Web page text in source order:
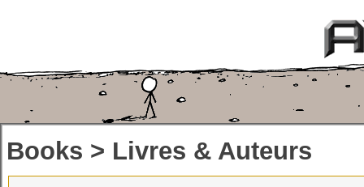
Books > Livres & Auteurs